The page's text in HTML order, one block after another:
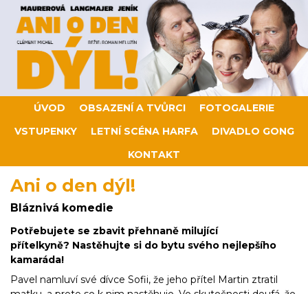
ÚVOD OBSAZENÍ A TVŮRCI
FOTOGALERIE
VSTUPENKY
LETNÍ SCÉNA HARFA
DIVADLO GONG
KONTAKT
Ani o den dýl!
Bláznivá komedie
Potřebujete se zbavit přehnaně milující
přítelkyně? Nastěhujte si do bytu svého nejlepšího
kamaráda!
Pavel namluví své dívce Sofii, že jeho přítel Martin ztratil